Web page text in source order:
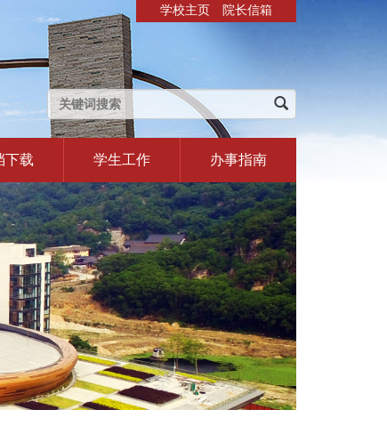
学校主页 院长信箱
下载 学生工作 办事指南